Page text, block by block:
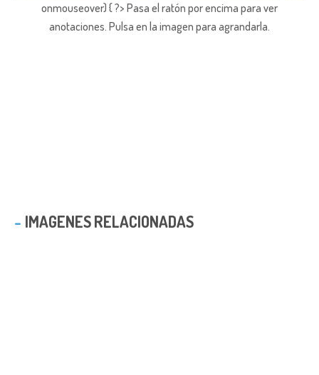
onmouseover) { ?> Pasa el ratón por encima para ver
anotaciones. Pulsa en la imagen para agrandarla.
IMAGENES RELACIONADAS